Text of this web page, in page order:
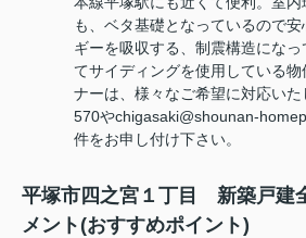
も、ベタ基礎となっているので
ギーを吸収する、制震構造にな
てサイディングを使用している
ナーは、様々なご希望に対応い
570やchigasaki@shounan-
件をお申し付け下さい。
平塚市四之宮１丁目 新築戸建
メント(おすすめポイント)